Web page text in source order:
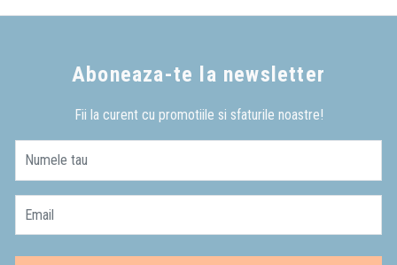
Aboneaza-te la newsletter
Fii la curent cu promotiile si sfaturile noastre!
Numele tau
Email